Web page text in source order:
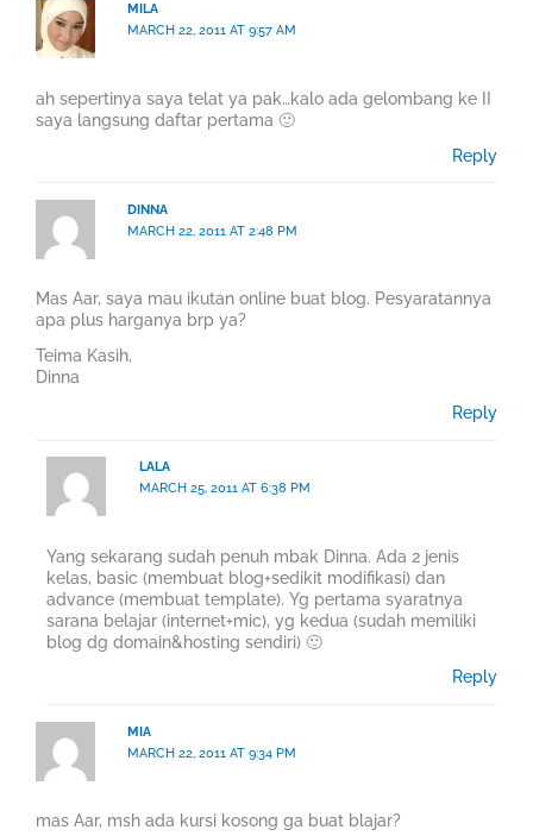
MILA
MARCH 22, 2011 AT 9:57 AM
ah sepertinya saya telat ya pak…kalo ada gelombang ke II
saya langsung daftar pertama 🙂
Reply
DINNA
MARCH 22, 2011 AT 2:48 PM
Mas Aar, saya mau ikutan online buat blog. Pesyaratannya
apa plus harganya brp ya?
Teima Kasih,
Dinna
Reply
LALA
MARCH 25, 2011 AT 6:38 PM
Yang sekarang sudah penuh mbak Dinna. Ada 2 jenis
kelas, basic (membuat blog+sedikit modifikasi) dan
advance (membuat template). Yg pertama syaratnya
sarana belajar (internet+mic), yg kedua (sudah memiliki
blog dg domain&hosting sendiri) 🙂
Reply
MIA
MARCH 22, 2011 AT 9:34 PM
mas Aar, msh ada kursi kosong ga buat blajar?